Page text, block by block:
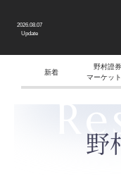
2026.08.07
Update
新着
野村證
マーケッ
野